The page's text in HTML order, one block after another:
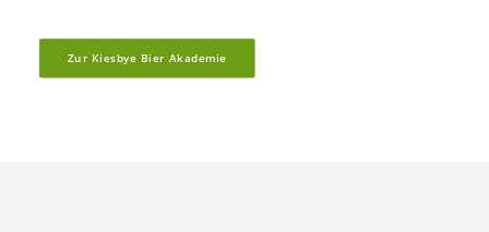
Zur Kiesbye Bier Akademie